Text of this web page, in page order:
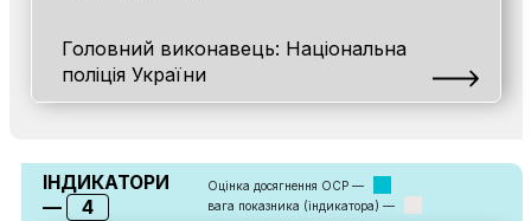
Головний виконавець: Національна
поліція України
ІНДИКАТОРИ
—
4
Оцінка досягнення ОСР —
вага показника (індикатора) —